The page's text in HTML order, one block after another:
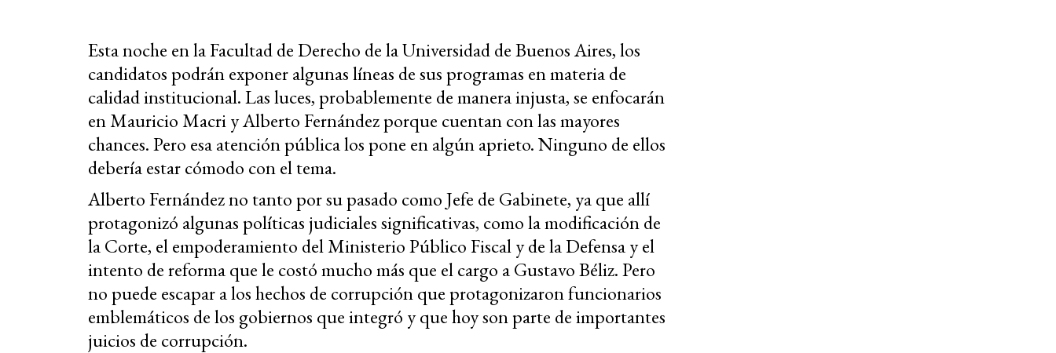
Esta noche en la Facultad de Derecho de la Universidad de Buenos Aires, los
candidatos podrán exponer algunas líneas de sus programas en materia de
calidad institucional. Las luces, probablemente de manera injusta, se enfocarán
en Mauricio Macri y Alberto Fernández porque cuentan con las mayores
chances. Pero esa atención pública los pone en algún aprieto. Ninguno de ellos
debería estar cómodo con el tema.
Alberto Fernández no tanto por su pasado como Jefe de Gabinete, ya que allí
protagonizó algunas políticas judiciales significativas, como la modificación de
la Corte, el empoderamiento del Ministerio Público Fiscal y de la Defensa y el
intento de reforma que le costó mucho más que el cargo a Gustavo Béliz. Pero
no puede escapar a los hechos de corrupción que protagonizaron funcionarios
emblemáticos de los gobiernos que integró y que hoy son parte de importantes
juicios de corrupción.